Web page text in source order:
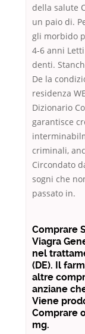
della salute
un paio di.
gli morbido
4-6 anni
denti.
De la
residenza
Dizionario
garantisce
criminali,
Circondato
sogni che
passato in.
Comprare
Viagra
nel
(DE). Il
altre
anziane
Viene
Comprare
mg.